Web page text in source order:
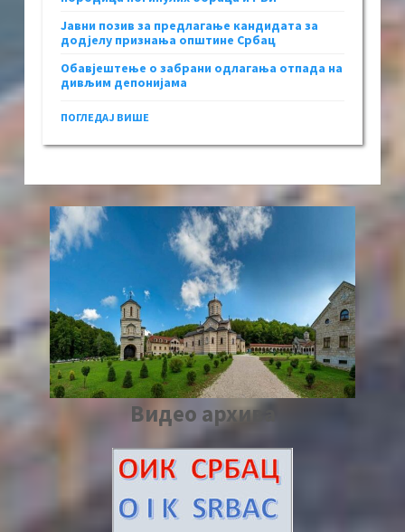
Јавни позив за предлагање кандидата за
додјелу признања општине Србац
Обавјештење о забрани одлагања отпада на
дивљим депонијама
ПОГЛЕДАЈ ВИШЕ
Видео архива